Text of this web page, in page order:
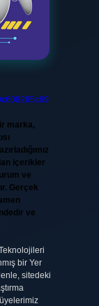
marka,
içerikler
ve
Gerçek
ve
bir Yer
sitedeki